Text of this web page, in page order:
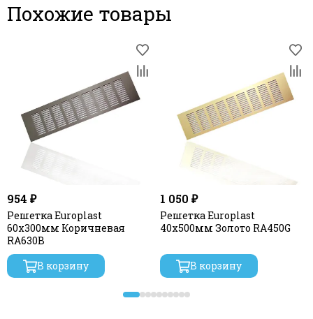
Похожие товары
954 ₽
Решетка Europlast
60х300мм Коричневая
RA630B
В корзину
1 050 ₽
Решетка Europlast
40х500мм Золото RA450G
В корзину